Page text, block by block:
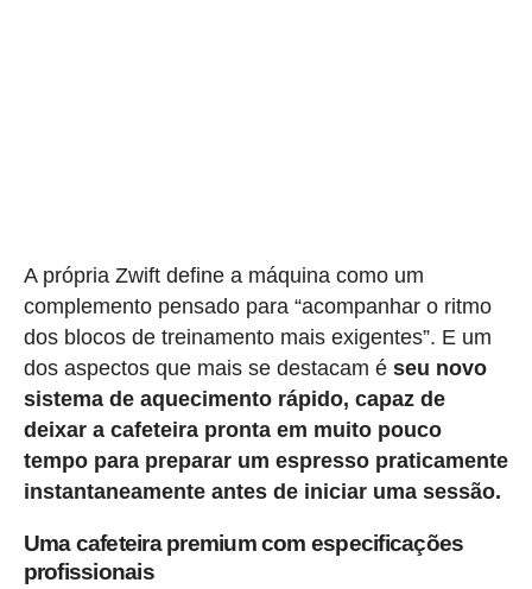
A própria Zwift define a máquina como um
complemento pensado para “acompanhar o ritmo
dos blocos de treinamento mais exigentes”. E um
dos aspectos que mais se destacam é seu novo
sistema de aquecimento rápido, capaz de
deixar a cafeteira pronta em muito pouco
tempo para preparar um espresso praticamente
instantaneamente antes de iniciar uma sessão.
Uma cafeteira premium com especificações
profissionais